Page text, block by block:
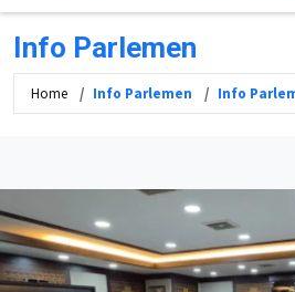
Info Parlemen
Home Info Parlemen Info